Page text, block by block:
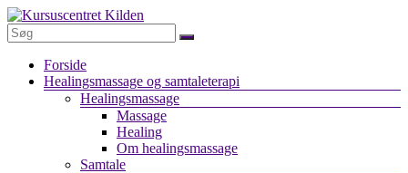
Skip
to
content
Kursuscentret
Kilden
Healingsmassage
Menu
Forside
Healingsmassage og samtaleterapi
Healingsmassage
Massage
Healing
Om healingsmassage
Samtale